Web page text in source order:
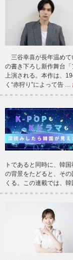
三谷幸喜が長年温めて
の書き下ろし新作舞台
上演される。本作は、
く“赤狩り”によって告 …
トであると同時に、韓
の背景をたどると、そ
くる。この連載では、